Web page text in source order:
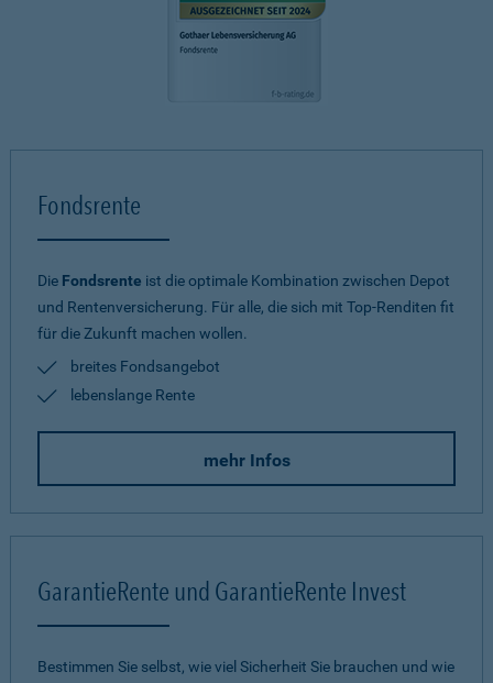
Fondsrente
Die Fondsrente ist die optimale Kombination zwischen Depot
und Rentenversicherung. Für alle, die sich mit Top-Renditen fit
für die Zukunft machen wollen.
breites Fondsangebot
lebenslange Rente
mehr Infos
GarantieRente und GarantieRente Invest
Bestimmen Sie selbst, wie viel Sicherheit Sie brauchen und wie